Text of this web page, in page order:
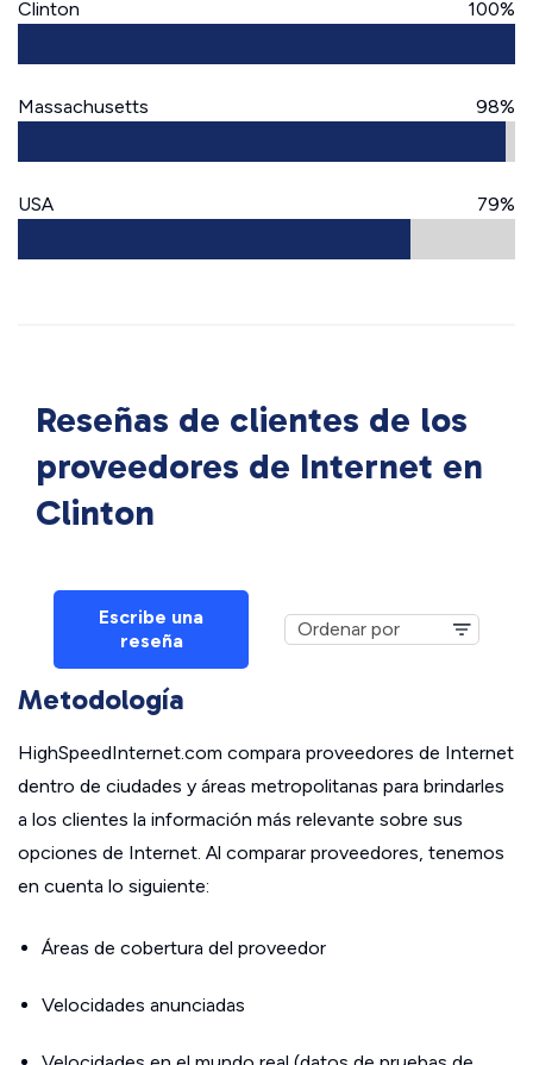
Clinton 100%
Massachusetts 98%
USA 79%
Reseñas de clientes de los
proveedores de Internet en
Clinton
Escribe una
reseña
Metodología
HighSpeedInternet.com compara proveedores de Internet
dentro de ciudades y áreas metropolitanas para brindarles
a los clientes la información más relevante sobre sus
opciones de Internet. Al comparar proveedores, tenemos
en cuenta lo siguiente:
Áreas de cobertura del proveedor
Velocidades anunciadas